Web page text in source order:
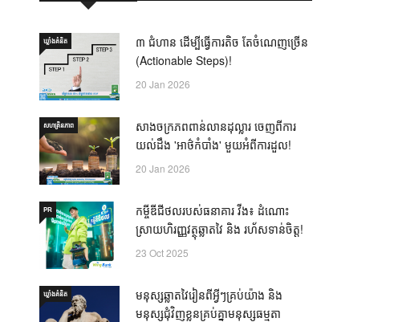
ឃ្លាំង​គំនិត
៣ ជំហាន ដើម្បីធ្វើការតិច តែចំណេញច្រើន
(Actionable Steps)!
20 Jan 2026
សហគ្រិនភាព
សាងចក្រភពពាន់លានដុល្លារ ចេញពីការ
យល់ដឹង 'អាថ៌កំបាំង' មួយអំពីការដួល!
20 Jan 2026
PR
កម្ចីឌីជីថលរបស់ធនាគារ វីង៖ ដំណោះ
ស្រាយហិរញ្ញវត្ថុឆ្លាតវៃ និង រហ័សទាន់ចិត្ត!
23 Oct 2025
ឃ្លាំង​គំនិត
មនុស្សឆ្លាតវៃរៀនពីអ្វីៗគ្រប់យ៉ាង និង
មនុស្សជុំវិញខ្លួនគ្រប់គ្នាមនុស្សធម្មតា